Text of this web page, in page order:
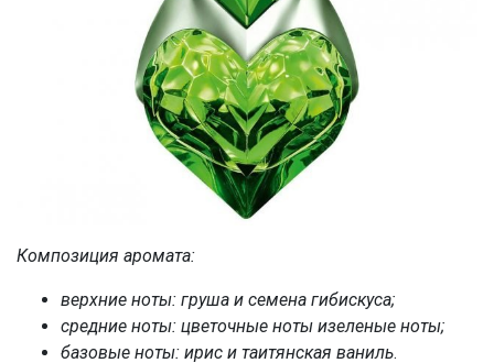
Композиция аромата:
верхние ноты: груша и семена гибискуса;
средние ноты: цветочные ноты изеленые ноты;
базовые ноты: ирис и таитянская ваниль.